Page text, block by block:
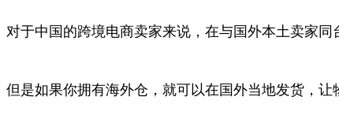
对于中国的跨境电商卖家来说，在与国外本土卖家
但是如果你拥有海外仓，就可以在国外当地发货，